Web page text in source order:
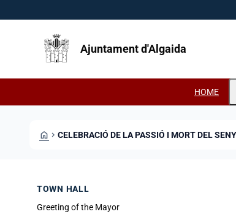
Ajuntament d'Algaida
HOME
HOME CHEVRON_RIGHT CELEBRACIÓ DE LA PASSIÓ I MORT DEL
TOWN HALL
Greeting of the Mayor